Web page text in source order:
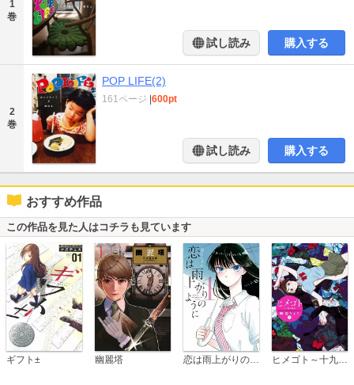
1
巻
試し読み 購入する
2
巻
POP LIFE(2)
161ページ |600pt
試し読み 購入する
おすすめ作品
この作品を見た人はコチラも見ています
ギフト± 幽麗塔